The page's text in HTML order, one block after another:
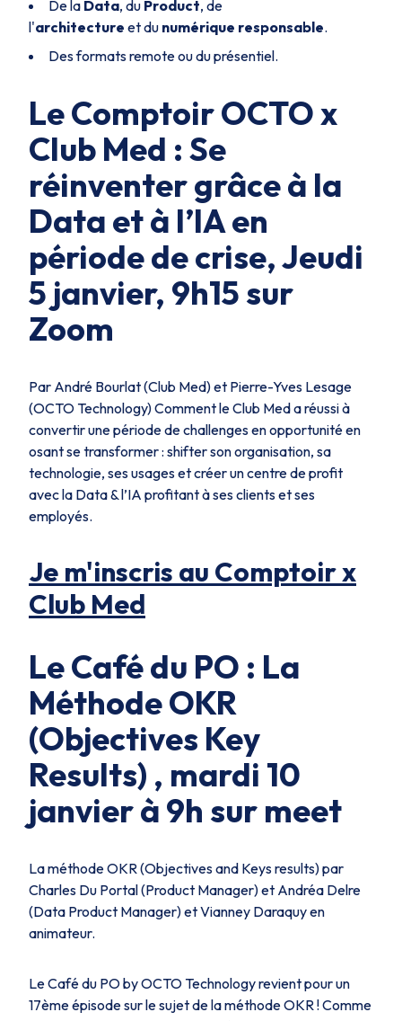
De la Data, du Product, de
l'architecture et du numérique responsable.
Des formats remote ou du présentiel.
Le Comptoir OCTO x
Club Med : Se
réinventer grâce à la
Data et à l’IA en
période de crise, Jeudi
5 janvier, 9h15 sur
Zoom
Par André Bourlat (Club Med) et Pierre-Yves Lesage
(OCTO Technology) Comment le Club Med a réussi à
convertir une période de challenges en opportunité en
osant se transformer : shifter son organisation, sa
technologie, ses usages et créer un centre de profit
avec la Data & l’IA profitant à ses clients et ses
employés.
Je m'inscris au Comptoir x
Club Med
Le Café du PO : La
Méthode OKR
(Objectives Key
Results) , mardi 10
janvier à 9h sur meet
La méthode OKR (Objectives and Keys results) par
Charles Du Portal (Product Manager) et Andréa Delre
(Data Product Manager) et Vianney Daraquy en
animateur.
Le Café du PO by OCTO Technology revient pour un
17ème épisode sur le sujet de la méthode OKR ! Comme